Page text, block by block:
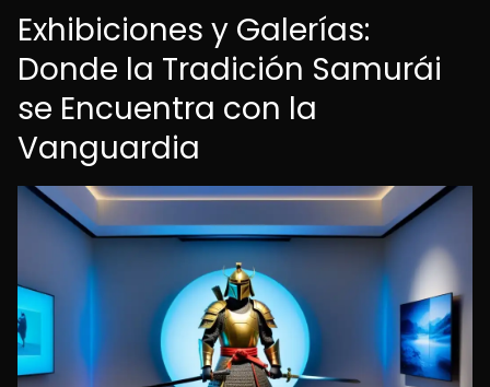
Exhibiciones y Galerías:
Donde la Tradición Samurái
se Encuentra con la
Vanguardia